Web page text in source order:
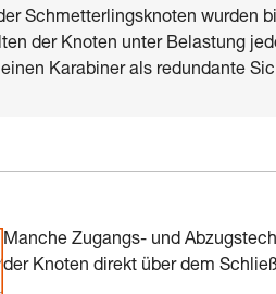
Schmetterlingsknoten wurden
der Knoten unter Belastung
Karabiner als redundante
Manche Zugangs- und
der Knoten direkt über dem